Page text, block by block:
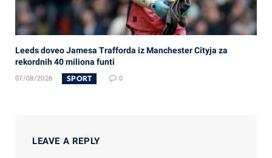
Leeds doveo Jamesa Trafforda iz Manchester Cityja za
rekordnih 40 miliona funti
07/08/2026 SPORT 0
LEAVE A REPLY